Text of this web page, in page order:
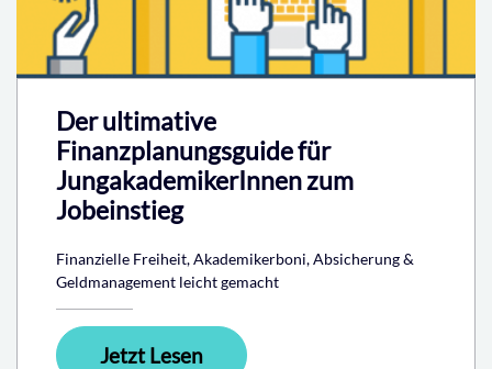
Der ultimative
Finanzplanungsguide für
JungakademikerInnen zum
Jobeinstieg
Finanzielle Freiheit, Akademikerboni, Absicherung &
Geldmanagement leicht gemacht
Jetzt Lesen